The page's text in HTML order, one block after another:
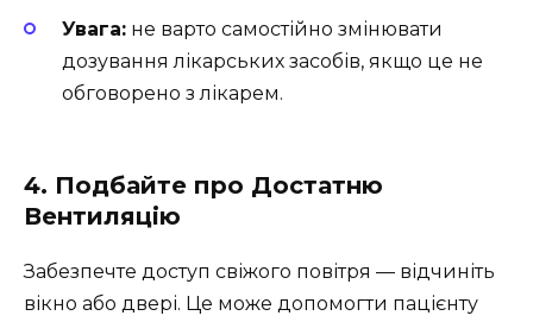
Увага: не варто самостійно змінювати
дозування лікарських засобів, якщо це не
обговорено з лікарем.
4. Подбайте про Достатню
Вентиляцію
Забезпечте доступ свіжого повітря — відчиніть
вікно або двері. Це може допомогти пацієнту